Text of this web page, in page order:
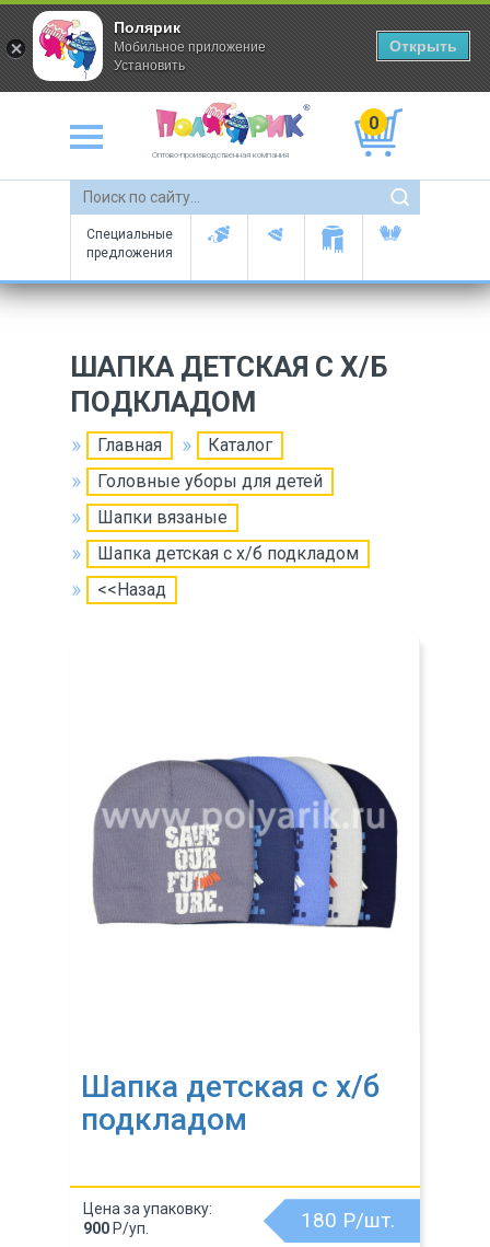
Оптово-производственная компания
0
Специальные
предложения
ШАПКА ДЕТСКАЯ С Х/Б
ПОДКЛАДОМ
Главная
Каталог
Головные уборы для детей
Шапки вязаные
Шапка детская с х/б подкладом
<<Назад
Шапка детская с х/б
подкладом
180 Р/шт.
Цена за упаковку:
900 Р/уп.
Полярик
Мобильное приложение
Установить
Открыть